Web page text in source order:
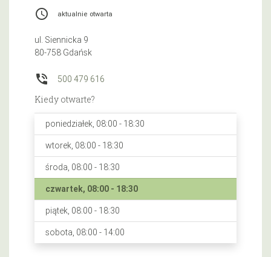
access_time aktualnie otwarta
ul. Siennicka 9
80-758 Gdańsk
phone_in_talk 500 479 616
Kiedy otwarte?
poniedziałek, 08:00 - 18:30
wtorek, 08:00 - 18:30
środa, 08:00 - 18:30
czwartek, 08:00 - 18:30
piątek, 08:00 - 18:30
sobota, 08:00 - 14:00